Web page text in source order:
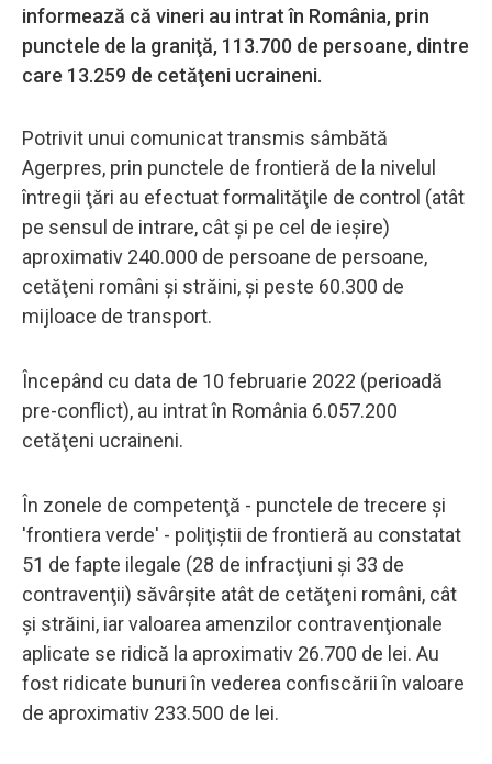
informează că vineri au intrat în România, prin
punctele de la graniţă, 113.700 de persoane, dintre
care 13.259 de cetăţeni ucraineni.
Potrivit unui comunicat transmis sâmbătă
Agerpres, prin punctele de frontieră de la nivelul
întregii ţări au efectuat formalităţile de control (atât
pe sensul de intrare, cât şi pe cel de ieşire)
aproximativ 240.000 de persoane de persoane,
cetăţeni români şi străini, şi peste 60.300 de
mijloace de transport.
Începând cu data de 10 februarie 2022 (perioadă
pre-conflict), au intrat în România 6.057.200
cetăţeni ucraineni.
În zonele de competenţă - punctele de trecere şi
'frontiera verde' - poliţiştii de frontieră au constatat
51 de fapte ilegale (28 de infracţiuni şi 33 de
contravenţii) săvârşite atât de cetăţeni români, cât
şi străini, iar valoarea amenzilor contravenţionale
aplicate se ridică la aproximativ 26.700 de lei. Au
fost ridicate bunuri în vederea confiscării în valoare
de aproximativ 233.500 de lei.